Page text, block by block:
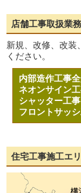
店舗工事取扱業務
新規、改修、改装
ください。
内部造作工事
ネオンサイン
シャッター工
フロントサッ
住宅工事施工エ